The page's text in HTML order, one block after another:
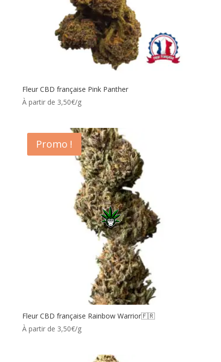
Fleur CBD française Pink Panther
À partir de 3,50€/g
Promo !
Fleur CBD française Rainbow Warrior🇫🇷
À partir de 3,50€/g